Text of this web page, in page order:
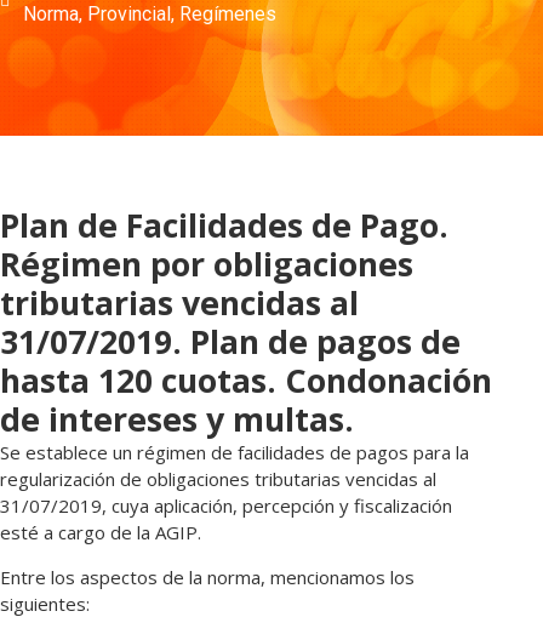
Norma, Provincial, Regímenes
Plan de Facilidades de Pago.
Régimen por obligaciones
tributarias vencidas al
31/07/2019. Plan de pagos de
hasta 120 cuotas. Condonación
de intereses y multas.
Se establece un régimen de facilidades de pagos para la
regularización de obligaciones tributarias vencidas al
31/07/2019, cuya aplicación, percepción y fiscalización
esté a cargo de la AGIP.
Entre los aspectos de la norma, mencionamos los
siguientes: